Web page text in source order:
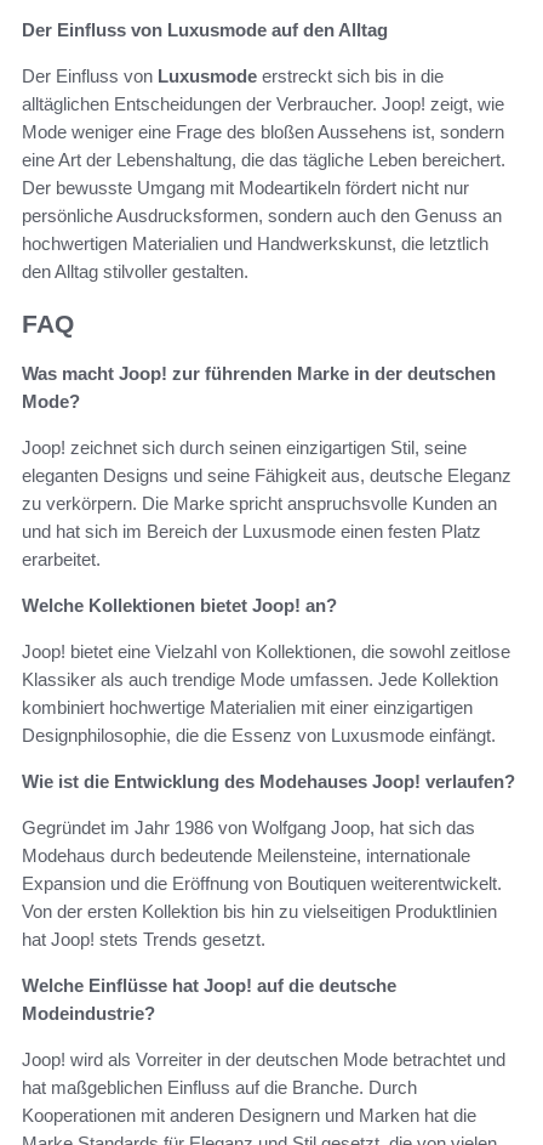
Der Einfluss von Luxusmode auf den Alltag
Der Einfluss von Luxusmode erstreckt sich bis in die
alltäglichen Entscheidungen der Verbraucher. Joop! zeigt, wie
Mode weniger eine Frage des bloßen Aussehens ist, sondern
eine Art der Lebenshaltung, die das tägliche Leben bereichert.
Der bewusste Umgang mit Modeartikeln fördert nicht nur
persönliche Ausdrucksformen, sondern auch den Genuss an
hochwertigen Materialien und Handwerkskunst, die letztlich
den Alltag stilvoller gestalten.
FAQ
Was macht Joop! zur führenden Marke in der deutschen
Mode?
Joop! zeichnet sich durch seinen einzigartigen Stil, seine
eleganten Designs und seine Fähigkeit aus, deutsche Eleganz
zu verkörpern. Die Marke spricht anspruchsvolle Kunden an
und hat sich im Bereich der Luxusmode einen festen Platz
erarbeitet.
Welche Kollektionen bietet Joop! an?
Joop! bietet eine Vielzahl von Kollektionen, die sowohl zeitlose
Klassiker als auch trendige Mode umfassen. Jede Kollektion
kombiniert hochwertige Materialien mit einer einzigartigen
Designphilosophie, die die Essenz von Luxusmode einfängt.
Wie ist die Entwicklung des Modehauses Joop! verlaufen?
Gegründet im Jahr 1986 von Wolfgang Joop, hat sich das
Modehaus durch bedeutende Meilensteine, internationale
Expansion und die Eröffnung von Boutiquen weiterentwickelt.
Von der ersten Kollektion bis hin zu vielseitigen Produktlinien
hat Joop! stets Trends gesetzt.
Welche Einflüsse hat Joop! auf die deutsche
Modeindustrie?
Joop! wird als Vorreiter in der deutschen Mode betrachtet und
hat maßgeblichen Einfluss auf die Branche. Durch
Kooperationen mit anderen Designern und Marken hat die